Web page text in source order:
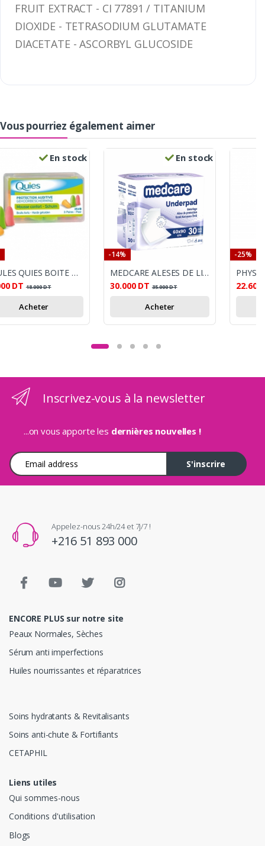
FRUIT EXTRACT - CI 77891 / TITANIUM
DIOXIDE - TETRASODIUM GLUTAMATE
DIACETATE - ASCORBYL GLUCOSIDE
Vous pourriez également aimer
En stock
BOULES QUIES BOITE DE 6 FLUO
DT 18.000DT
Acheter
En stock
-14%
MEDCARE ALESES DE LIT 60*90 30 PIECES
30.000 DT 35.000DT
Acheter
-25%
22.600
Inscrivez-vous à la newsletter
...on vous apporte les dernières nouvelles !
Adresse e-mail
S'inscrire
Appelez-nous 24h/24 et 7j/7 !
+216 51 893 000
ENCORE PLUS sur notre site
Peaux Normales, Sèches
Sérum anti imperfections
Huiles nourrissantes et réparatrices
Soins hydratants & Revitalisants
Soins anti-chute & Fortifiants
CETAPHIL
Liens utiles
Qui sommes-nous
Conditions d'utilisation
Blogs